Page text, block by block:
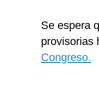
Se espera
provisorias
Congreso.